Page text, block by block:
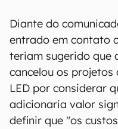
Diante do
entrado em contato
teriam sugerido que
cancelou os projetos
LED por considerar
adicionaria valor
definir que "os